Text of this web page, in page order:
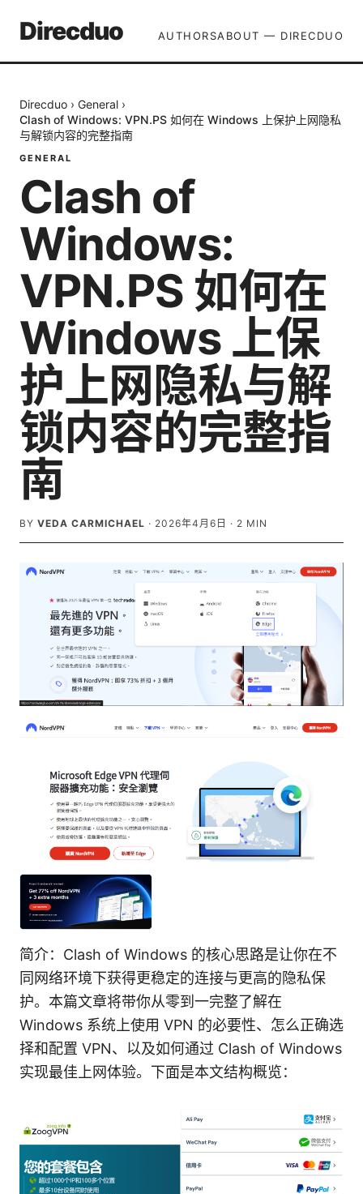
Direcduo AUTHORSABOUT — DIRECDUO
Direcduo › General ›
Clash of Windows: VPN.PS 如何在 Windows 上保护上网隐私
与解锁内容的完整指南
GENERAL
Clash of
Windows:
VPN.PS 如何在
Windows 上保
护上网隐私与解
锁内容的完整指
南
BY VEDA CARMICHAEL · 2026年4月6日 · 2 MIN
简介：Clash of Windows 的核心思路是让你在不
同网络环境下获得更稳定的连接与更高的隐私保
护。本篇文章将带你从零到一完整了解在
Windows 系统上使用 VPN 的必要性、怎么正确选
择和配置 VPN、以及如何通过 Clash of Windows
实现最佳上网体验。下面是本文结构概览：